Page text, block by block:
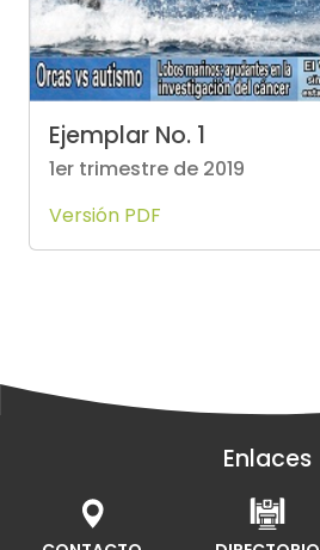
Ejemplar No. 1
1er trimestre de 2019
Versión PDF
Enlaces